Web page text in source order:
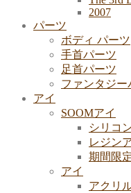
2007
パーツ
ボディ パーツ
手首パーツ
足首パーツ
ファンタジー
アイ
SOOMアイ
シリコ
レジン
期間限
アイ
アクリ